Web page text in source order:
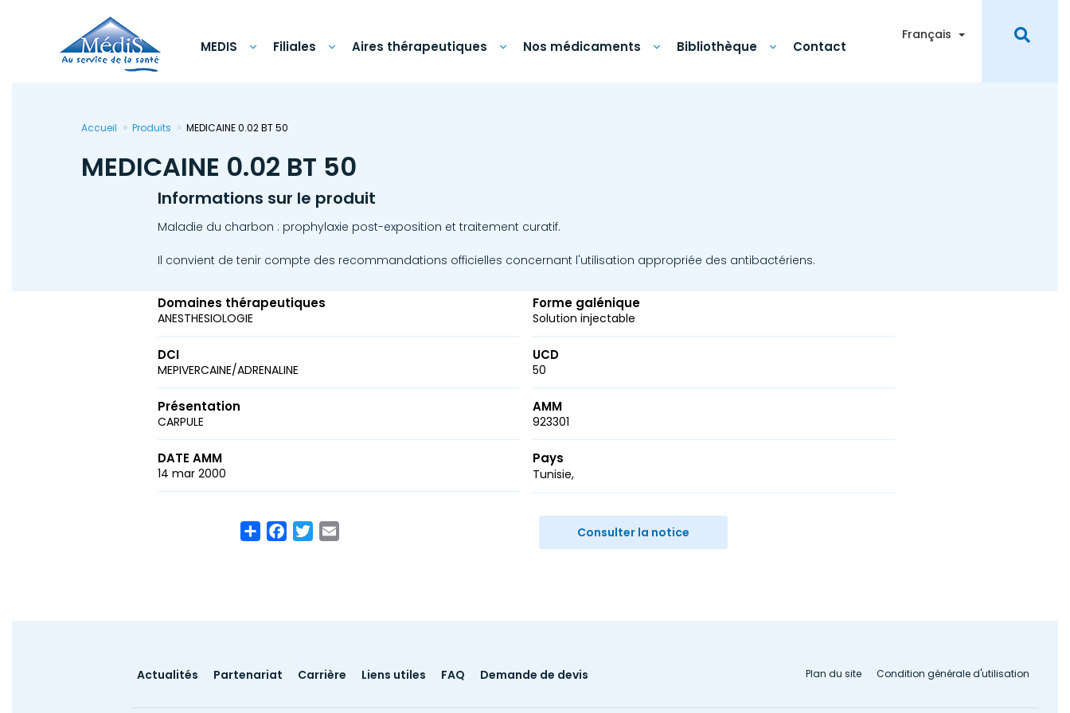
MEDIS Filiales Aires thérapeutiques Nos médicaments Bibliothèque Contact
Français Toggle Dropdown
Accueil Produits MEDICAINE 0.02 BT 50
MEDICAINE 0.02 BT 50
Informations sur le produit
Maladie du charbon : prophylaxie post-exposition et traitement curatif.
Il convient de tenir compte des recommandations officielles concernant l'utilisation appropriée des antibactériens.
Domaines thérapeutiques
ANESTHESIOLOGIE
Forme galénique
Solution injectable
DCI
MEPIVERCAINE/ADRENALINE
UCD
50
Présentation
CARPULE
AMM
923301
DATE AMM
14 mar 2000
Pays
Tunisie
ShareFacebook
Twitter Consulter la notice
Footer
Actualités Partenariat Carrière Liens utiles FAQ Demande de devis Condition générale d'utilisation
Plan du site